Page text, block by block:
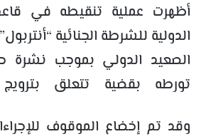
أظهرت عملية تنقيطه في
الدولية للشرطة الجنائية
الصعيد الدولي بموجب نشرة
تورطه بقضية تتعلق
وقد تم إخضاع الموقوف